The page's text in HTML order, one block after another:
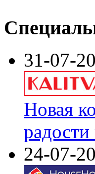
31-07-
Новая
24-07-